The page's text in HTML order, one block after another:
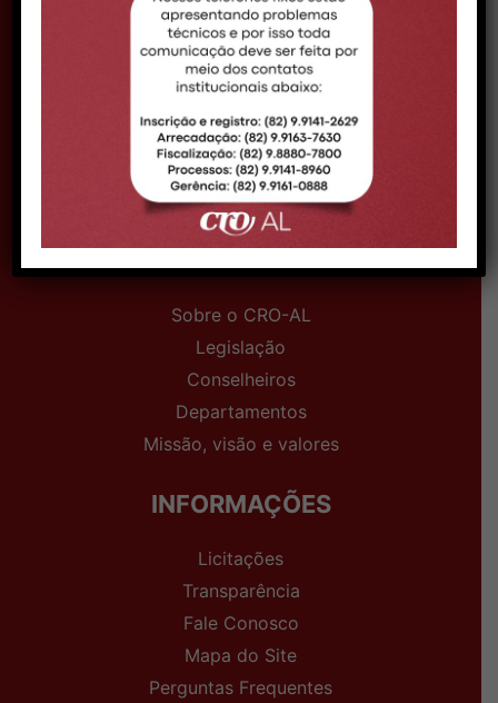
DELEGACIA ARAPIRACA
Telefone:(82) 98880-5939
Expediente:09h às 15h
Av. Deputada Ceci Cunha, nº 50,
Bairro Brasília - CEP 57313-085 -
Arapiraca/AL
INSTITUCIONAL
Sobre o CRO-AL
Legislação
Conselheiros
Departamentos
Missão, visão e valores
INFORMAÇÕES
Licitações
Transparência
Fale Conosco
Mapa do Site
Perguntas Frequentes